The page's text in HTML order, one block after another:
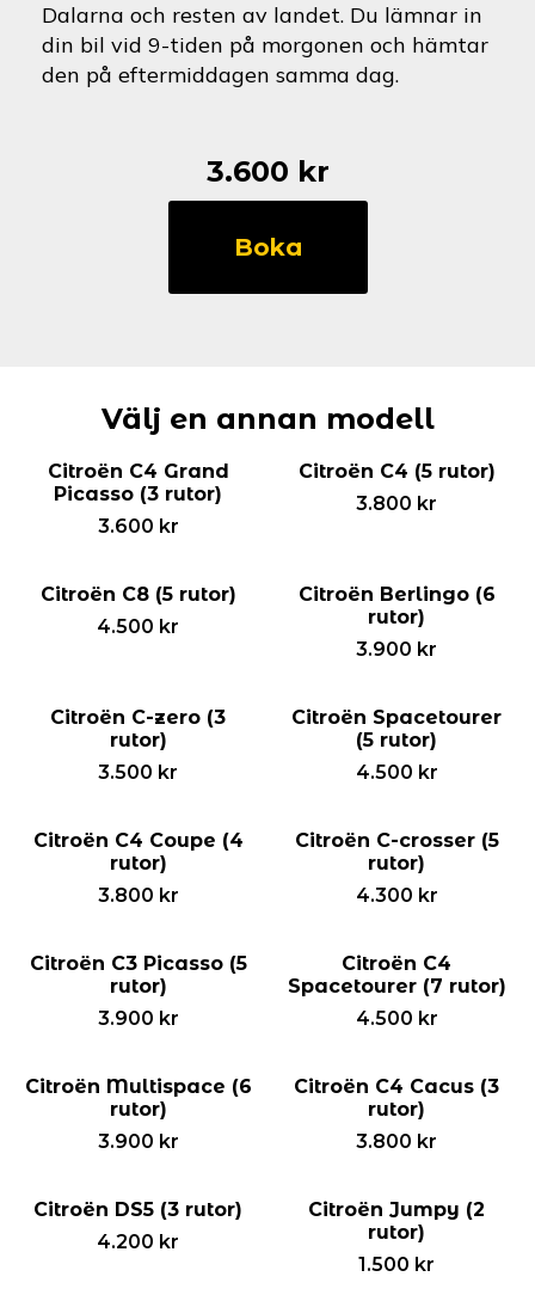
Dalarna och resten av landet. Du lämnar in
din bil vid 9-tiden på morgonen och hämtar
den på eftermiddagen samma dag.
3.600 kr
Citroën
mängd
Boka
Välj en annan modell
Citroën C4 Grand
Picasso (3 rutor)
3.600 kr
Citroën C4 (5 rutor)
3.800 kr
Citroën C8 (5 rutor)
4.500 kr
Citroën Berlingo (6
rutor)
3.900 kr
Citroën C-zero (3
rutor)
3.500 kr
Citroën Spacetourer
(5 rutor)
4.500 kr
Citroën C4 Coupe (4
rutor)
3.800 kr
Citroën C-crosser (5
rutor)
4.300 kr
Citroën C3 Picasso (5
rutor)
3.900 kr
Citroën C4
Spacetourer (7 rutor)
4.500 kr
Citroën Multispace (6
rutor)
3.900 kr
Citroën C4 Cacus (3
rutor)
3.800 kr
Citroën DS5 (3 rutor)
4.200 kr
Citroën Jumpy (2
rutor)
1.500 kr